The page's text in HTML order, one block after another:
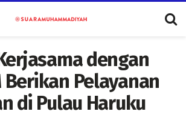
dengan
Berikan Pelayanan
di Pulau Haruku